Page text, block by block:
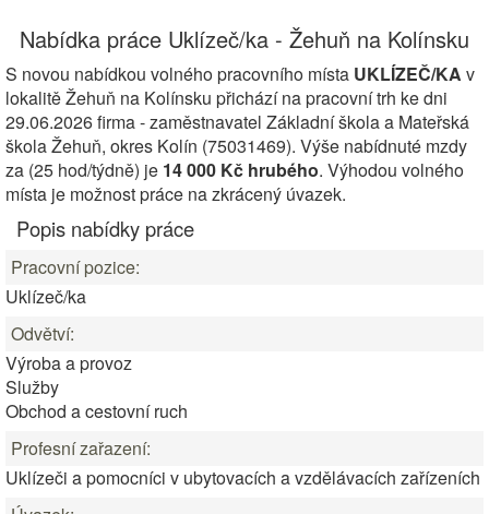
Nabídka práce Uklízeč/ka - Žehuň na Kolínsku
S novou nabídkou volného pracovního místa UKLÍZEČ/KA v
lokalitě Žehuň na Kolínsku přichází na pracovní trh ke dni
29.06.2026 firma - zaměstnavatel Základní škola a Mateřská
škola Žehuň, okres Kolín (75031469). Výše nabídnuté mzdy
za (25 hod/týdně) je 14 000 Kč hrubého. Výhodou volného
místa je možnost práce na zkrácený úvazek.
Popis nabídky práce
Pracovní pozice:
Uklízeč/ka
Odvětví:
Výroba a provoz
Služby
Obchod a cestovní ruch
Profesní zařazení:
Uklízeči a pomocníci v ubytovacích a vzdělávacích zařízeních